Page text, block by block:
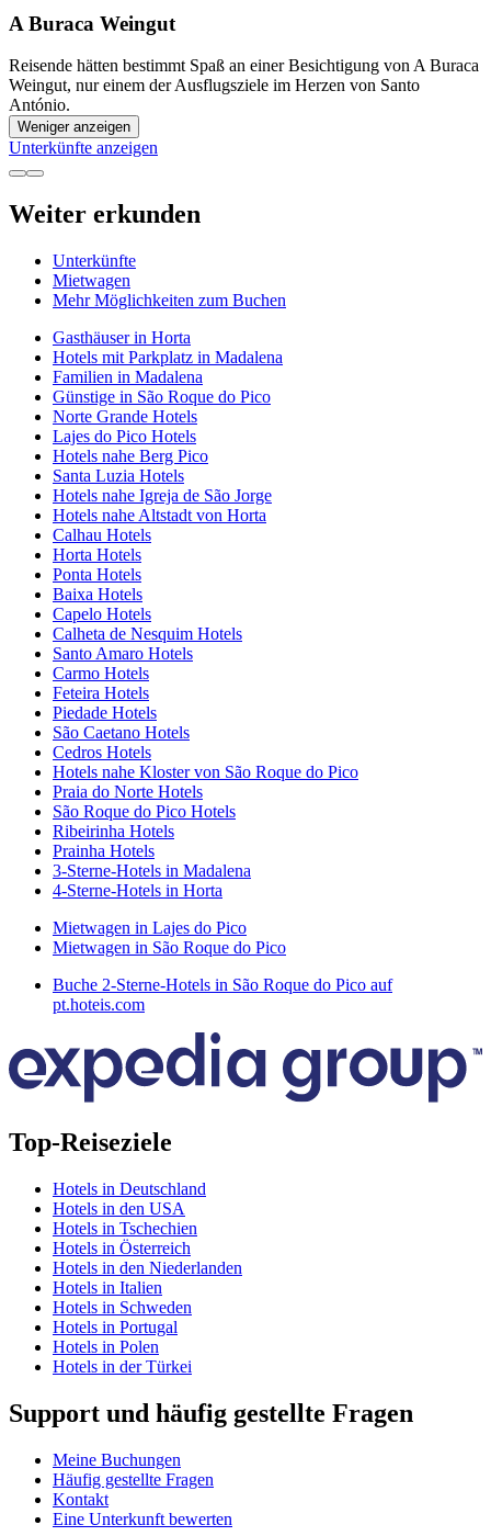
A Buraca Weingut
Reisende hätten bestimmt Spaß an einer Besichtigung von A Buraca
Weingut, nur einem der Ausflugsziele im Herzen von Santo
António.
Weniger anzeigen
Unterkünfte anzeigen
Weiter erkunden
Unterkünfte
Mietwagen
Mehr Möglichkeiten zum Buchen
Gasthäuser in Horta
Hotels mit Parkplatz in Madalena
Familien in Madalena
Günstige in São Roque do Pico
Norte Grande Hotels
Lajes do Pico Hotels
Hotels nahe Berg Pico
Santa Luzia Hotels
Hotels nahe Igreja de São Jorge
Hotels nahe Altstadt von Horta
Calhau Hotels
Horta Hotels
Ponta Hotels
Baixa Hotels
Capelo Hotels
Calheta de Nesquim Hotels
Santo Amaro Hotels
Carmo Hotels
Feteira Hotels
Piedade Hotels
São Caetano Hotels
Cedros Hotels
Hotels nahe Kloster von São Roque do Pico
Praia do Norte Hotels
São Roque do Pico Hotels
Ribeirinha Hotels
Prainha Hotels
3-Sterne-Hotels in Madalena
4-Sterne-Hotels in Horta
Mietwagen in Lajes do Pico
Mietwagen in São Roque do Pico
Buche 2-Sterne-Hotels in São Roque do Pico auf
pt.hoteis.com
Top-Reiseziele
Hotels in Deutschland
Hotels in den USA
Hotels in Tschechien
Hotels in Österreich
Hotels in den Niederlanden
Hotels in Italien
Hotels in Schweden
Hotels in Portugal
Hotels in Polen
Hotels in der Türkei
Support und häufig gestellte Fragen
Meine Buchungen
Häufig gestellte Fragen
Kontakt
Eine Unterkunft bewerten